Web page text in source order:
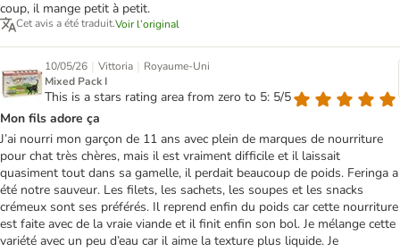
coup, il mange petit à petit.
Cet avis a été traduit.Voir l’original
10/05/26 | Vittoria | Royaume-Uni
Mixed Pack I
This is a stars rating area from zero to 5: 5/5
Mon fils adore ça
J’ai nourri mon garçon de 11 ans avec plein de marques de nourriture
pour chat très chères, mais il est vraiment difficile et il laissait
quasiment tout dans sa gamelle, il perdait beaucoup de poids. Feringa a
été notre sauveur. Les filets, les sachets, les soupes et les snacks
crémeux sont ses préférés. Il reprend enfin du poids car cette nourriture
est faite avec de la vraie viande et il finit enfin son bol. Je mélange cette
variété avec un peu d’eau car il aime la texture plus liquide. Je